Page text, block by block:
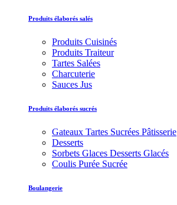
Produits élaborés salés
Produits Cuisinés
Produits Traiteur
Tartes Salées
Charcuterie
Sauces Jus
Produits élaborés sucrés
Gateaux Tartes Sucrées Pâtisserie
Desserts
Sorbets Glaces Desserts Glacés
Coulis Purée Sucrée
Boulangerie